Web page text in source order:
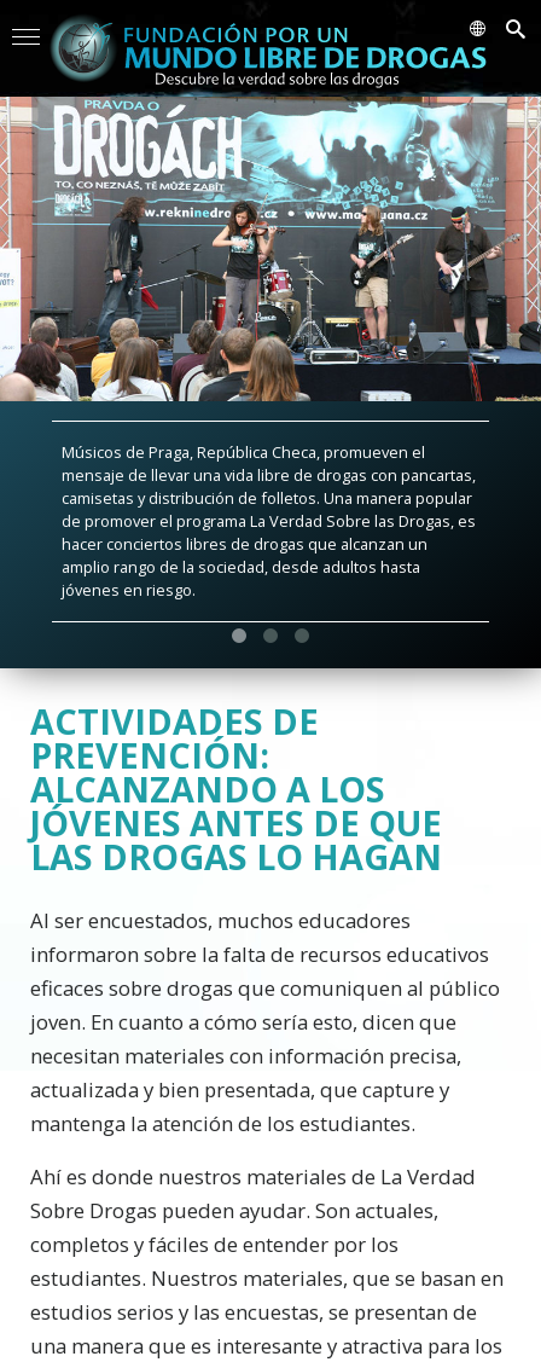
Músicos de Praga, República Checa, promueven el
mensaje de llevar una vida libre de drogas con pancartas,
camisetas y distribución de folletos. Una manera popular
de promover el programa La Verdad Sobre las Drogas, es
hacer conciertos libres de drogas que alcanzan un
amplio rango de la sociedad, desde adultos hasta
jóvenes en riesgo.
ACTIVIDADES DE
PREVENCIÓN:
ALCANZANDO A LOS
JÓVENES ANTES DE QUE
LAS DROGAS LO HAGAN
Al ser encuestados, muchos educadores
informaron sobre la falta de recursos educativos
eficaces sobre drogas que comuniquen al público
joven. En cuanto a cómo sería esto, dicen que
necesitan materiales con información precisa,
actualizada y bien presentada, que capture y
mantenga la atención de los estudiantes.
Ahí es donde nuestros materiales de La Verdad
Sobre Drogas pueden ayudar. Son actuales,
completos y fáciles de entender por los
estudiantes. Nuestros materiales, que se basan en
estudios serios y las encuestas, se presentan de
una manera que es interesante y atractiva para los